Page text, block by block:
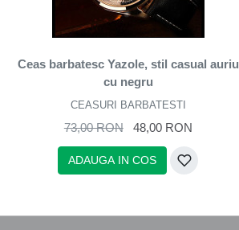
Ceas barbatesc Yazole, stil casual auriu
cu negru
CEASURI BARBATESTI
73,00 RON 48,00 RON
ADAUGA IN COS